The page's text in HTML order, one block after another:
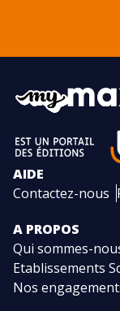
AIDE
Contactez-nous
A PROPOS
Qui sommes-
Etablissements
Nos